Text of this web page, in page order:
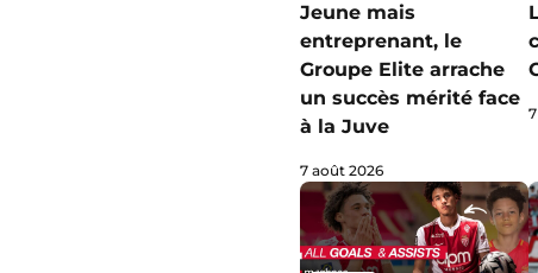
Jeune mais
entreprenant, le
Groupe Elite arrache
un succès mérité face
à la Juve
7 août 2026